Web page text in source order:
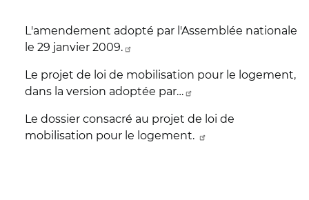
L'amendement adopté par l'Assemblée nationale
le 29 janvier 2009.
Le projet de loi de mobilisation pour le logement,
dans la version adoptée par…
Le dossier consacré au projet de loi de
mobilisation pour le logement.